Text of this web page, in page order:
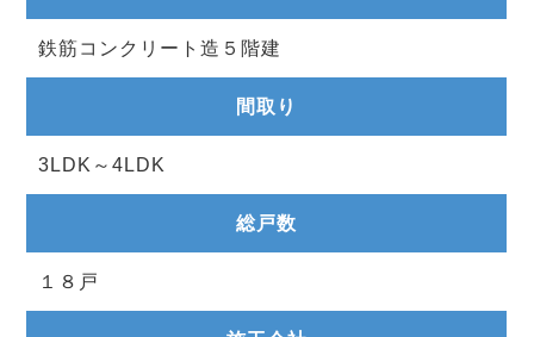
鉄筋コンクリート造５階建
間取り
3LDK～4LDK
総戸数
１８戸